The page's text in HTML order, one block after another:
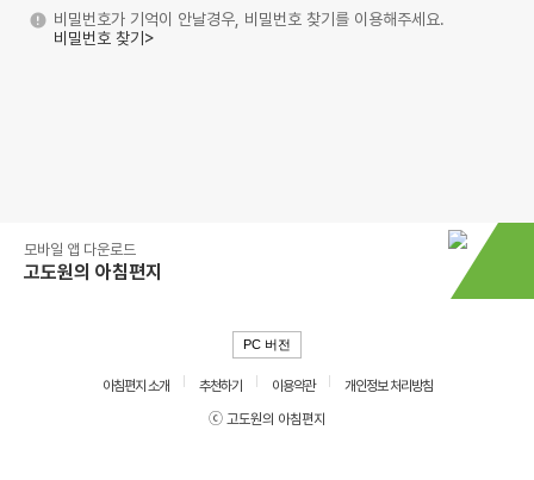
비밀번호가 기억이 안날경우, 비밀번호 찾기를 이용해주세요.
비밀번호 찾기>
모바일 앱 다운로드
고도원의 아침편지
PC 버전
아침편지 소개 추천하기 이용약관
개인정보 처리방침
ⓒ 고도원의 아침편지